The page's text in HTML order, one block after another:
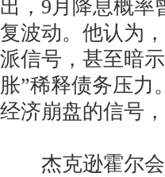
出，9月降息概率
复波动。他认为
派信号，甚至暗
胀”稀释债务压力
经济崩盘的信号，
杰克逊霍尔会